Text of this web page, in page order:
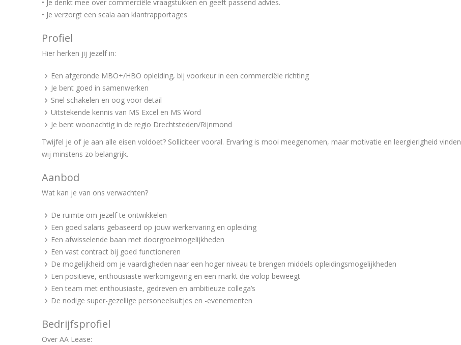
• Je denkt mee over commerciële vraagstukken en geeft passend advies.
• Je verzorgt een scala aan klantrapportages
Profiel
Hier herken jij jezelf in:
Een afgeronde MBO+/HBO opleiding, bij voorkeur in een commerciële richting
Je bent goed in samenwerken
Snel schakelen en oog voor detail
Uitstekende kennis van MS Excel en MS Word
Je bent woonachtig in de regio Drechtsteden/Rijnmond
Twijfel je of je aan alle eisen voldoet? Solliciteer vooral. Ervaring is mooi meegenomen, maar motivatie en leergierigheid vinden
wij minstens zo belangrijk.
Aanbod
Wat kan je van ons verwachten?
De ruimte om jezelf te ontwikkelen
Een goed salaris gebaseerd op jouw werkervaring en opleiding
Een afwisselende baan met doorgroeimogelijkheden
Een vast contract bij goed functioneren
De mogelijkheid om je vaardigheden naar een hoger niveau te brengen middels opleidingsmogelijkheden
Een positieve, enthousiaste werkomgeving en een markt die volop beweegt
Een team met enthousiaste, gedreven en ambitieuze collega’s
De nodige super-gezellige personeelsuitjes en -evenementen
Bedrijfsprofiel
Over AA Lease: